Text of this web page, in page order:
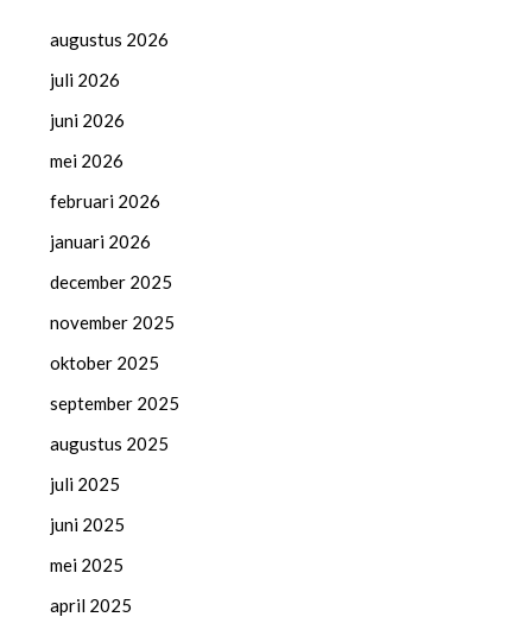
augustus 2026
juli 2026
juni 2026
mei 2026
februari 2026
januari 2026
december 2025
november 2025
oktober 2025
september 2025
augustus 2025
juli 2025
juni 2025
mei 2025
april 2025